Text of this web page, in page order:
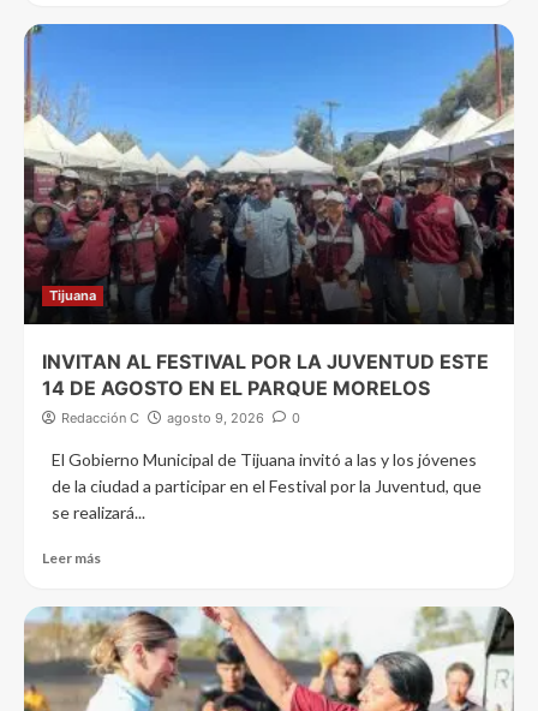
Tijuana
INVITAN AL FESTIVAL POR LA JUVENTUD ESTE
14 DE AGOSTO EN EL PARQUE MORELOS
Redacción C agosto 9, 2026 0
El Gobierno Municipal de Tijuana invitó a las y los jóvenes
de la ciudad a participar en el Festival por la Juventud, que
se realizará...
Leer más